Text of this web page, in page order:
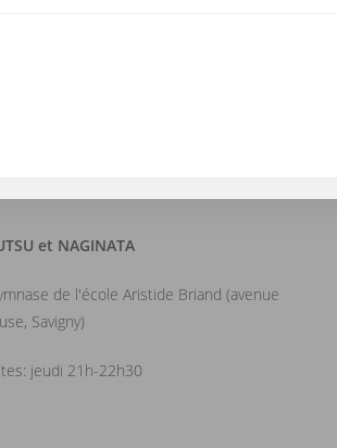
et NAGINATA
de l'école Aristide Briand (avenue
Savigny)
jeudi 21h-22h30